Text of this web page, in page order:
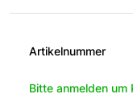
Artikelnummer
Bitte anmelden um